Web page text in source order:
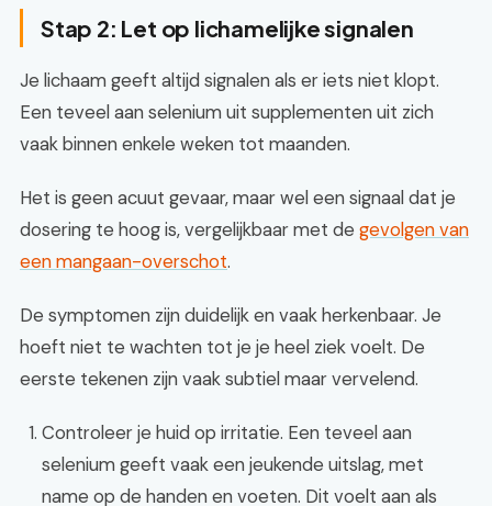
Stap 2: Let op lichamelijke signalen
Je lichaam geeft altijd signalen als er iets niet klopt.
Een teveel aan selenium uit supplementen uit zich
vaak binnen enkele weken tot maanden.
Het is geen acuut gevaar, maar wel een signaal dat je
dosering te hoog is, vergelijkbaar met de gevolgen van
een mangaan-overschot.
De symptomen zijn duidelijk en vaak herkenbaar. Je
hoeft niet te wachten tot je je heel ziek voelt. De
eerste tekenen zijn vaak subtiel maar vervelend.
Controleer je huid op irritatie. Een teveel aan
selenium geeft vaak een jeukende uitslag, met
name op de handen en voeten. Dit voelt aan als